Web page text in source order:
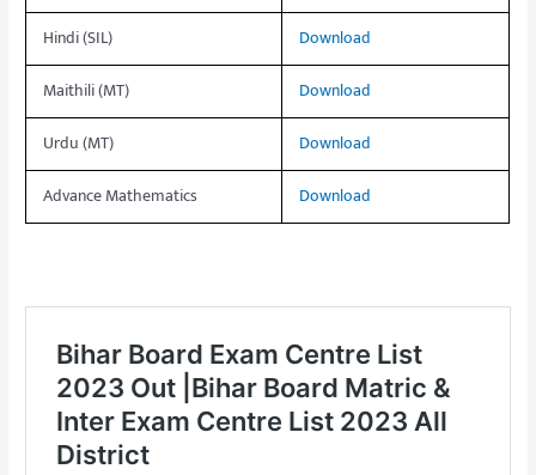
Hindi (SIL)
Download
Maithili (MT)
Download
Urdu (MT)
Download
Advance Mathematics
Download